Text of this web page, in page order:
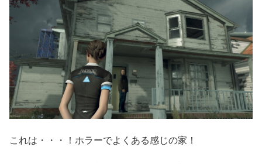
これは・・・！ホラーでよくある感じの家！